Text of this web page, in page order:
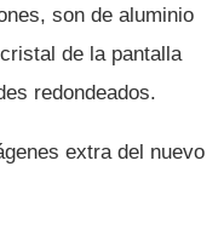
son de aluminio
de la pantalla
redondeados.
extra del nuevo